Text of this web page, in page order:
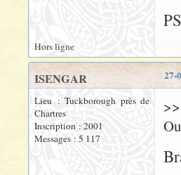
Hors ligne
27-
ISENGAR
Lieu : Tuckborough près de
Chartres
Inscription : 2001
Messages : 5 117
>>